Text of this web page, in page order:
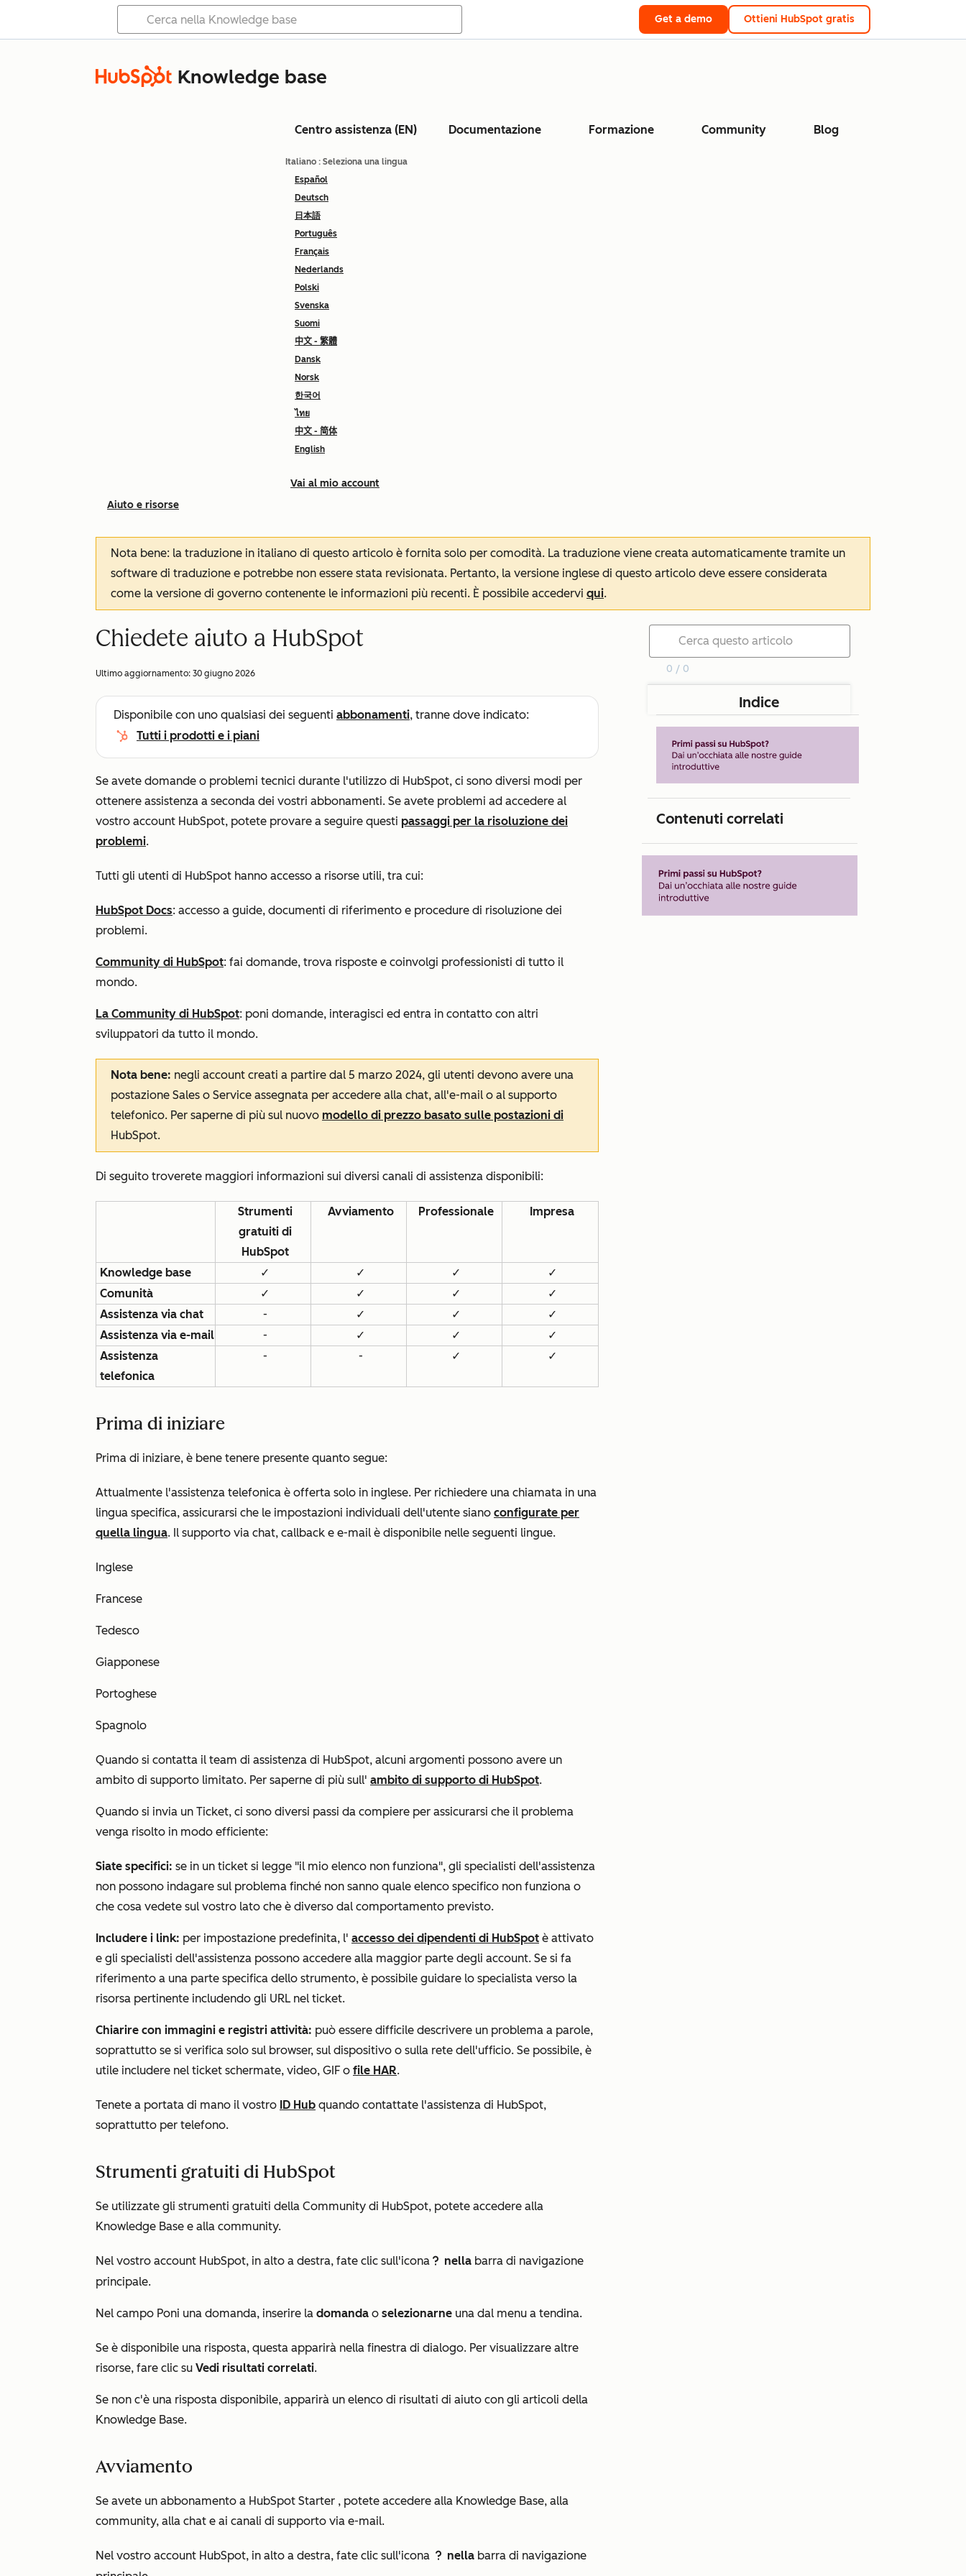
Get a demo Ottieni HubSpot gratis
Knowledge base
Centro assistenza (EN) Documentazione Formazione Community Blog
Italiano : Seleziona una lingua
Español
Deutsch
日本語
Português
Français
Nederlands
Polski
Svenska
Suomi
中文 - 繁體
Dansk
Norsk
한국어
ไทย
中文 - 简体
English
Vai al mio account
Aiuto e risorse
Nota bene: la traduzione in italiano di questo articolo è fornita solo per comodità. La traduzione viene creata automaticamente tramite un
software di traduzione e potrebbe non essere stata revisionata. Pertanto, la versione inglese di questo articolo deve essere considerata
come la versione di governo contenente le informazioni più recenti. È possibile accedervi qui.
Chiedete aiuto a HubSpot
Ultimo aggiornamento: 30 giugno 2026
Disponibile con uno qualsiasi dei seguenti abbonamenti, tranne dove indicato:
Tutti i prodotti e i piani
Se avete domande o problemi tecnici durante l'utilizzo di HubSpot, ci sono diversi modi per
ottenere assistenza a seconda dei vostri abbonamenti. Se avete problemi ad accedere al
vostro account HubSpot, potete provare a seguire questi passaggi per la risoluzione dei
problemi.
Tutti gli utenti di HubSpot hanno accesso a risorse utili, tra cui:
HubSpot Docs: accesso a guide, documenti di riferimento e procedure di risoluzione dei
problemi.
Community di HubSpot: fai domande, trova risposte e coinvolgi professionisti di tutto il
mondo.
La Community di HubSpot: poni domande, interagisci ed entra in contatto con altri
sviluppatori da tutto il mondo.
Nota bene: negli account creati a partire dal 5 marzo 2024, gli utenti devono avere una
postazione Sales o Service assegnata per accedere alla chat, all'e-mail o al supporto
telefonico. Per saperne di più sul nuovo modello di prezzo basato sulle postazioni di
HubSpot.
Di seguito troverete maggiori informazioni sui diversi canali di assistenza disponibili:
Strumenti
gratuiti di
HubSpot
Avviamento Professionale Impresa
Knowledge base ✓ ✓ ✓
✓
Comunità
✓ ✓ ✓
✓
Assistenza via chat
- ✓ ✓
✓
Assistenza via e-mail
- ✓ ✓
✓
Assistenza
telefonica
- - ✓ ✓
Prima di iniziare
Prima di iniziare, è bene tenere presente quanto segue:
Attualmente l'assistenza telefonica è offerta solo in inglese. Per richiedere una chiamata in una
lingua specifica, assicurarsi che le impostazioni individuali dell'utente siano configurate per
quella lingua. Il supporto via chat, callback e e-mail è disponibile nelle seguenti lingue.
Inglese
Francese
Tedesco
Giapponese
Portoghese
Spagnolo
Quando si contatta il team di assistenza di HubSpot, alcuni argomenti possono avere un
ambito di supporto limitato. Per saperne di più sull' ambito di supporto di HubSpot.
Quando si invia un Ticket, ci sono diversi passi da compiere per assicurarsi che il problema
venga risolto in modo efficiente:
Siate specifici: se in un ticket si legge "il mio elenco non funziona", gli specialisti dell'assistenza
non possono indagare sul problema finché non sanno quale elenco specifico non funziona o
che cosa vedete sul vostro lato che è diverso dal comportamento previsto.
Includere i link: per impostazione predefinita, l' accesso dei dipendenti di HubSpot è attivato
e gli specialisti dell'assistenza possono accedere alla maggior parte degli account. Se si fa
riferimento a una parte specifica dello strumento, è possibile guidare lo specialista verso la
risorsa pertinente includendo gli URL nel ticket.
Chiarire con immagini e registri attività: può essere difficile descrivere un problema a parole,
soprattutto se si verifica solo sul browser, sul dispositivo o sulla rete dell'ufficio. Se possibile, è
utile includere nel ticket schermate, video, GIF o file HAR.
Tenete a portata di mano il vostro ID Hub quando contattate l'assistenza di HubSpot,
soprattutto per telefono.
Strumenti gratuiti di HubSpot
Se utilizzate gli strumenti gratuiti della Community di HubSpot, potete accedere alla
Knowledge Base e alla community.
Nel vostro account HubSpot, in alto a destra, fate clic sull'icona questioncircleIcon help nella barra di navigazione
principale.
Nel campo Poni una domanda, inserire la domanda o selezionarne una dal menu a tendina.
Se è disponibile una risposta, questa apparirà nella finestra di dialogo. Per visualizzare altre
risorse, fare clic su Vedi risultati correlati.
Se non c'è una risposta disponibile, apparirà un elenco di risultati di aiuto con gli articoli della
Knowledge Base.
Avviamento
Se avete un abbonamento a HubSpot Starter , potete accedere alla Knowledge Base, alla
community, alla chat e ai canali di supporto via e-mail.
Nel vostro account HubSpot, in alto a destra, fate clic sull'icona question nella barra di navigazione
0 / 0
Indice
Contenuti correlati